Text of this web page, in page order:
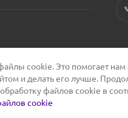
cookie. Это помогает нам
и делать его лучше.
файлов cookie в
cookie